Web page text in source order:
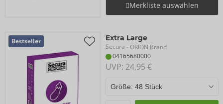
Merkliste auswählen
Bestseller Extra Large
Secura - ORION Brand
04165680000
UVP: 24,95 €